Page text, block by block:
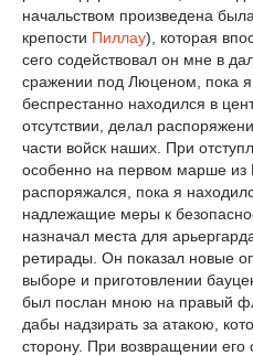
начальством произведена
крепости Пиллау), которая
сего содействовал он мне в
сражении под Люценом, пока
беспрестанно находился в
отсутствии, делал
части войск наших. При
особенно на первом марше из
распоряжался, пока я
надлежащие меры к
назначал места для
ретирады. Он показал новые
выборе и приготовлении
был послан мною на правый
дабы надзирать за атакою,
сторону. При возвращении его